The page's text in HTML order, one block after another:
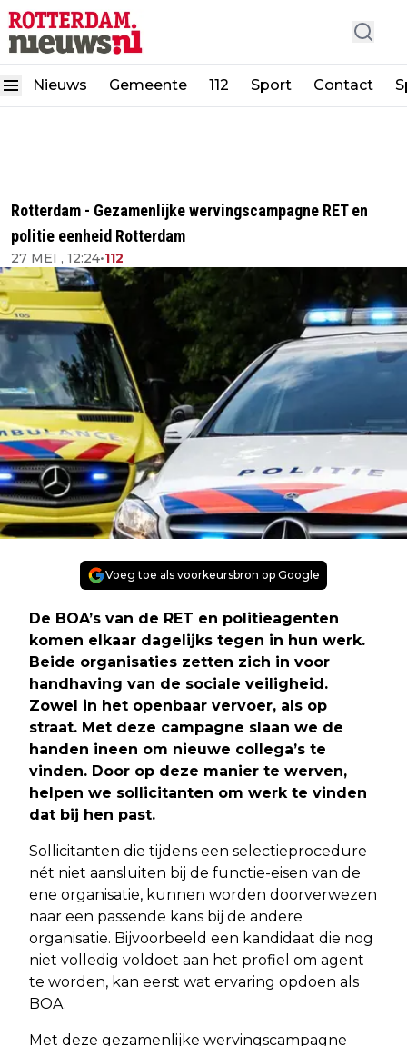
Nieuws Gemeente 112 Sport Contact
Rotterdam - Gezamenlijke wervingscampagne RET en
politie eenheid Rotterdam
27 MEI , 12:24•112
Voeg toe als voorkeursbron op Google
De BOA’s van de RET en politieagenten
komen elkaar dagelijks tegen in hun werk.
Beide organisaties zetten zich in voor
handhaving van de sociale veiligheid.
Zowel in het openbaar vervoer, als op
straat. Met deze campagne slaan we de
handen ineen om nieuwe collega’s te
vinden. Door op deze manier te werven,
helpen we sollicitanten om werk te vinden
dat bij hen past.
Sollicitanten die tijdens een selectieprocedure
nét niet aansluiten bij de functie-eisen van de
ene organisatie, kunnen worden doorverwezen
naar een passende kans bij de andere
organisatie. Bijvoorbeeld een kandidaat die nog
niet volledig voldoet aan het profiel om agent
te worden, kan eerst wat ervaring opdoen als
BOA.
Met deze gezamenlijke wervingscampagne